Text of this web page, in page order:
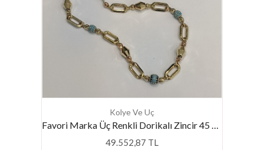
Kolye Ve Uç
Favori Marka Üç Renkli Dorikalı Zincir 45 Cm
49.552,87 TL